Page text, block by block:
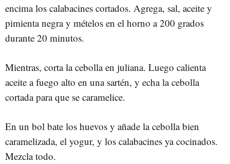
encima los calabacines cortados. Agrega, sal, aceite y
pimienta negra y mételos en el horno a 200 grados
durante 20 minutos.
Mientras, corta la cebolla en juliana. Luego calienta
aceite a fuego alto en una sartén, y echa la cebolla
cortada para que se caramelice.
En un bol bate los huevos y añade la cebolla bien
caramelizada, el yogur, y los calabacines ya cocinados.
Mezcla todo.